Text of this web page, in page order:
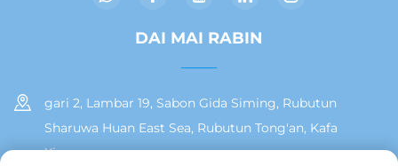
DAI MAI RABIN
gari 2, Lambar 19, Sabon Gida Siming, Rubutun
Sharuwa Huan East Sea, Rubutun Tong'an, Kafa
Xiamen